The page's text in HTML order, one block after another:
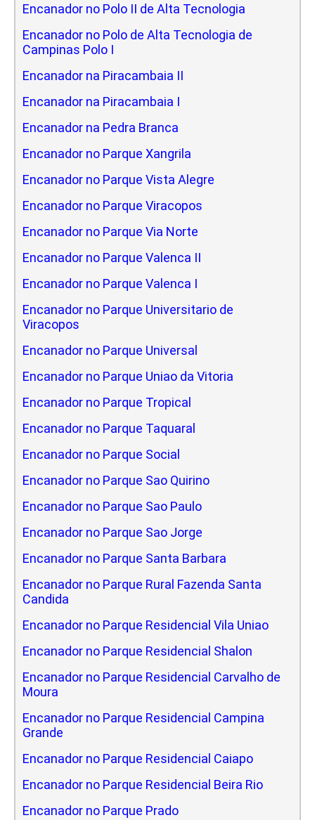
Encanador no Polo II de Alta Tecnologia
Encanador no Polo de Alta Tecnologia de
Campinas Polo I
Encanador na Piracambaia II
Encanador na Piracambaia I
Encanador na Pedra Branca
Encanador no Parque Xangrila
Encanador no Parque Vista Alegre
Encanador no Parque Viracopos
Encanador no Parque Via Norte
Encanador no Parque Valenca II
Encanador no Parque Valenca I
Encanador no Parque Universitario de
Viracopos
Encanador no Parque Universal
Encanador no Parque Uniao da Vitoria
Encanador no Parque Tropical
Encanador no Parque Taquaral
Encanador no Parque Social
Encanador no Parque Sao Quirino
Encanador no Parque Sao Paulo
Encanador no Parque Sao Jorge
Encanador no Parque Santa Barbara
Encanador no Parque Rural Fazenda Santa
Candida
Encanador no Parque Residencial Vila Uniao
Encanador no Parque Residencial Shalon
Encanador no Parque Residencial Carvalho de
Moura
Encanador no Parque Residencial Campina
Grande
Encanador no Parque Residencial Caiapo
Encanador no Parque Residencial Beira Rio
Encanador no Parque Prado